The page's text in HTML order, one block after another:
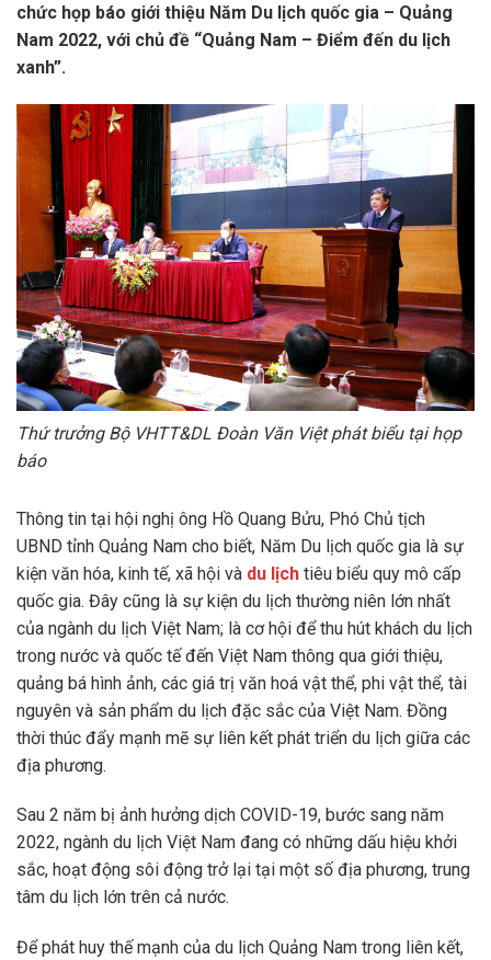
chức họp báo giới thiệu Năm Du lịch quốc gia – Quảng
Nam 2022, với chủ đề “Quảng Nam – Điểm đến du lịch
xanh”.
Thứ trưởng Bộ VHTT&DL Đoàn Văn Việt phát biểu tại họp
báo
Thông tin tại hội nghị ông Hồ Quang Bửu, Phó Chủ tịch
UBND tỉnh Quảng Nam cho biết, Năm Du lịch quốc gia là sự
kiện văn hóa, kinh tế, xã hội và du lịch tiêu biểu quy mô cấp
quốc gia. Đây cũng là sự kiện du lịch thường niên lớn nhất
của ngành du lịch Việt Nam; là cơ hội để thu hút khách du lịch
trong nước và quốc tế đến Việt Nam thông qua giới thiệu,
quảng bá hình ảnh, các giá trị văn hoá vật thể, phi vật thể, tài
nguyên và sản phẩm du lịch đặc sắc của Việt Nam. Đồng
thời thúc đẩy mạnh mẽ sự liên kết phát triển du lịch giữa các
địa phương.
Sau 2 năm bị ảnh hưởng dịch COVID-19, bước sang năm
2022, ngành du lịch Việt Nam đang có những dấu hiệu khởi
sắc, hoạt động sôi động trở lại tại một số địa phương, trung
tâm du lịch lớn trên cả nước.
Để phát huy thế mạnh của du lịch Quảng Nam trong liên kết,